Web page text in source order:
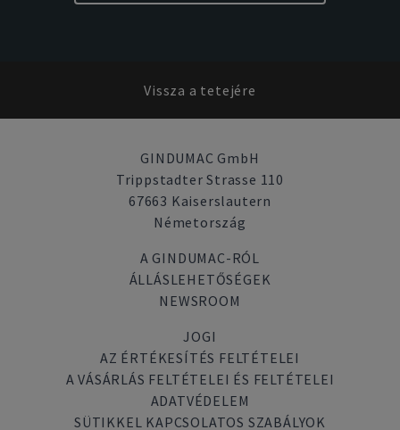
Vissza a tetejére
GINDUMAC GmbH
Trippstadter Strasse 110
67663 Kaiserslautern
Németország
A GINDUMAC-RÓL
ÁLLÁSLEHETŐSÉGEK
NEWSROOM
JOGI
AZ ÉRTÉKESÍTÉS FELTÉTELEI
A VÁSÁRLÁS FELTÉTELEI ÉS FELTÉTELEI
ADATVÉDELEM
SÜTIKKEL KAPCSOLATOS SZABÁLYOK